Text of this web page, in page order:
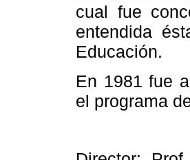
cual fue
entendida
Educación.
En 1981 fue
el programa